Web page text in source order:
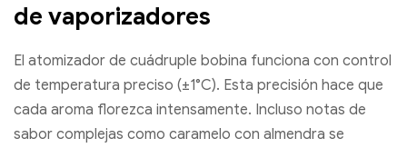
de vaporizadores
El atomizador de cuádruple bobina funciona con control
de temperatura preciso (±1°C). Esta precisión hace que
cada aroma florezca intensamente. Incluso notas de
sabor complejas como caramelo con almendra se